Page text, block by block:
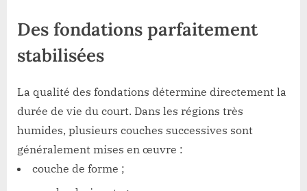
Des fondations parfaitement
stabilisées
La qualité des fondations détermine directement la
durée de vie du court. Dans les régions très
humides, plusieurs couches successives sont
généralement mises en œuvre :
couche de forme ;